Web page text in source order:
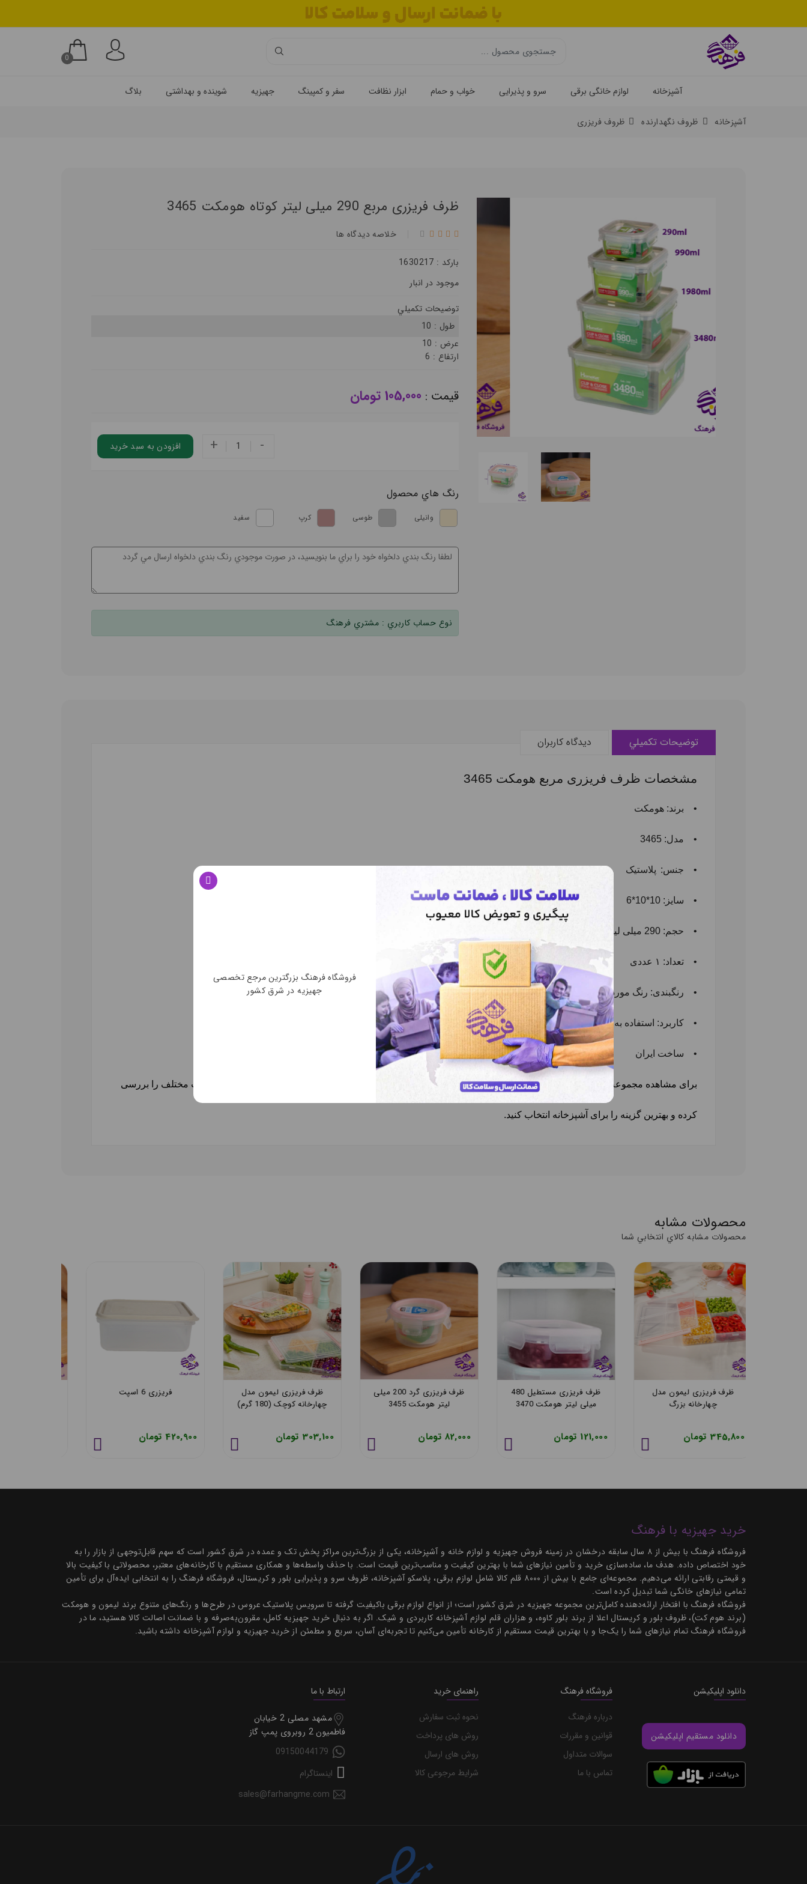
0
آشپزخانه لوازم خانگی برقی سرو و پذیرایی خواب و حمام ابزار نظافت سفر و کمپینگ جهیزیه شوینده و بهداشتی بلاگ
آشپزخانه ظروف نگهدارنده ظروف فریزری
ظرف فریزری مربع 290 میلی لیتر کوتاه هومکت 3465
خلاصه ديدگاه ها
بارکد : 1630217
موجود در انبار
توضيحات تکميلي
طول :
عرض :
ارتفاع :
قيمت : 105,000 تومان
افزودن به سبد خريد -
+
رنگ هاي محصول
وانیلی طوسی کرپ سفید
نوع حساب کاربري : مشتري فرهنگ
توضيحات تکميلي ديدگاه کاربران
مشخصات ظرف فریزری مربع هومکت 3465
• برند: هومکت
• مدل: 3465
• جنس: پلاستیک
• سایز: 10*10*6
• حجم: 290 میلی لیتر
• تعداد: ۱ عددی
• رنگبندی: رنگ مورد نظر خود را در توضیحات ذکر کنید
• کاربرد: استفاده به عنوان نگهدارنده غذا در محل کار، سفر، پیکنیک، فریزر، تفکیک مواد غذایی، نگهداری مواد خشک
• ساخت ایران
برای مشاهده مجموعه کامل ظرف فریزریبا مدل‌های متنوع و قیمت مناسب در فروشگاه لوازم خانگی فرهنگ می‌توانید محصولات مختلف را بررسی
کرده و بهترین گزینه را برای آشپزخانه انتخاب کنید.
محصولات مشابه
محصولات مشابه کالاي انتخابي شما
ظرف فریزری لیمون مدل
چهارخانه بزرگ
345,800 تومان
میلی لیتر هومکت 3470
121,000 تومان
ظرف فریزری گرد 200 میلی
لیتر هومکت 3455
82,000 تومان
ظرف فریزری لیمون مدل
چهارخانه کوچک (180 گرم)
303,100 تومان
فریزری 6 اسپت
420,900 تومان
خرید جهیزیه با فرهنگ
فروشگاه فرهنگ با بیش از ۸ سال سابقه درخشان در زمینه فروش جهیزیه و لوازم خانه و آشپزخانه، یکی از بزرگ‌ترین مراکز پخش تک و عمده در شرق کشور است که سهم قابل‌توجهی از بازار را به
خود اختصاص داده. هدف ما، ساده‌سازی خرید و تأمین نیازهای شما با بهترین کیفیت و مناسب‌ترین قیمت است. با حذف واسطه‌ها و همکاری مستقیم با کارخانه‌های معتبر، محصولاتی با کیفیت بالا
و قیمتی رقابتی ارائه می‌دهیم. مجموعه‌ای جامع با بیش از ۸۰۰۰ قلم کالا شامل لوازم برقی، پلاسکو آشپزخانه، ظروف سرو و پذیرایی بلور و کریستال، فروشگاه فرهنگ را به انتخابی ایده‌آل برای تأمین
تمامی نیازهای خانگی شما تبدیل کرده است.
فروشگاه فرهنگ با افتخار ارائه‌دهنده کامل‌ترین مجموعه جهیزیه در شرق کشور است؛ از انواع لوازم برقی باکیفیت گرفته تا سرویس پلاستیک عروس در طرح‌ها و رنگ‌های متنوع برند لیمون و هومکت
(برند هوم کت)، ظروف بلور و کریستال اعلا از برند بلور کاوه، و هزاران قلم لوازم آشپزخانه کاربردی و شیک. اگر به دنبال خرید جهیزیه کامل، مقرون‌به‌صرفه و با ضمانت اصالت کالا هستید، ما در
فروشگاه فرهنگ تمام نیازهای شما را یک‌جا و با بهترین قیمت مستقیم از کارخانه تأمین می‌کنیم تا تجربه‌ای آسان، سریع و مطمئن از خرید جهیزیه و لوازم آشپزخانه داشته باشید.
دانلود اپلیکیشن
دانلود مستقیم اپلیکیشن
فروشگاه فرهنگ
درباره فرهنگ
قوانین و مقررات
سوالات متداول
تماس با ما
راهنمای خرید
نحوه ثبت سفارش
روش های پرداخت
روش های ارسال
شرایط مرجوعی کالا
ارتباط با ما
مشهد مصلی 2 خیابان
فاطمیون 2 روبروی پمپ گاز
09150044179
اینستاگرام
sales@farhangme.com
فروشگاه فرهنگ بزرگترین مرجع تخصصی
جهیزیه در شرق کشور